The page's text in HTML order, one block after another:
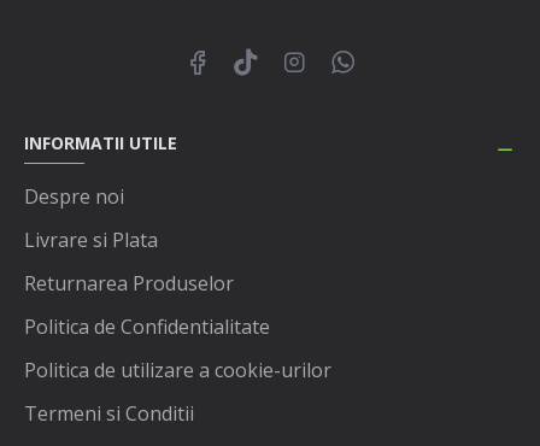
INFORMATII UTILE
Despre noi
Livrare si Plata
Returnarea Produselor
Politica de Confidentialitate
Politica de utilizare a cookie-urilor
Termeni si Conditii